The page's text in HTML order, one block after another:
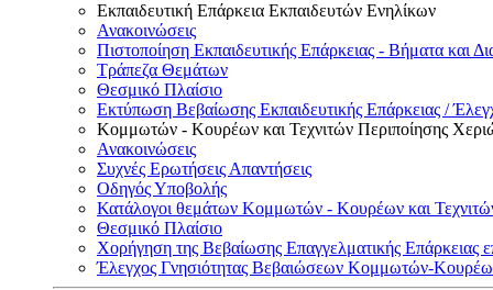
Εκπαιδευτική Επάρκεια Εκπαιδευτών Ενηλίκων
Ανακοινώσεις
Πιστοποίηση Εκπαιδευτικής Επάρκειας - Βήματα και
Τράπεζα Θεμάτων
Θεσμικό Πλαίσιο
Εκτύπωση Βεβαίωσης Εκπαιδευτικής Επάρκειας /
Κομμωτών - Κουρέων και Τεχνιτών Περιποίησης
Ανακοινώσεις
Συχνές Ερωτήσεις Απαντήσεις
Οδηγός Υποβολής
Κατάλογοι θεμάτων Κομμωτών - Κουρέων και
Θεσμικό Πλαίσιο
Χορήγηση της Βεβαίωσης Επαγγελματικής
Έλεγχος Γνησιότητας Βεβαιώσεων Κομμωτών-